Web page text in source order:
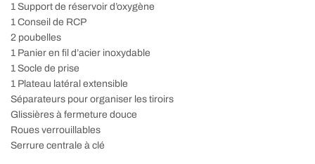
1 Support de réservoir d’oxygène
1 Conseil de RCP
2 poubelles
1 Panier en fil d’acier inoxydable
1 Socle de prise
1 Plateau latéral extensible
Séparateurs pour organiser les tiroirs
Glissières à fermeture douce
Roues verrouillables
Serrure centrale à clé